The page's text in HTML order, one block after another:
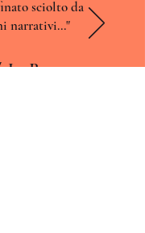
sciolto da
narrativi..."
La Rocca,